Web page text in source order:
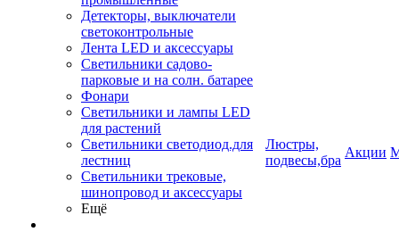
Детекторы, выключатели
светоконтрольные
Лента LED и аксессуары
Светильники садово-
парковые и на солн. батарее
Фонари
Светильники и лампы LED
для растений
Светильники светодиод.для
лестниц
Светильники трековые,
шинопровод и аксессуары
Ещё
Люстры,
подвесы,бра
Акции